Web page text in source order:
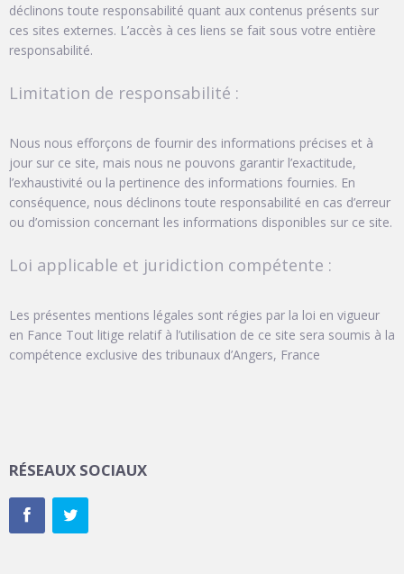
déclinons toute responsabilité quant aux contenus présents sur
ces sites externes. L’accès à ces liens se fait sous votre entière
responsabilité.
Limitation de responsabilité :
Nous nous efforçons de fournir des informations précises et à
jour sur ce site, mais nous ne pouvons garantir l’exactitude,
l’exhaustivité ou la pertinence des informations fournies. En
conséquence, nous déclinons toute responsabilité en cas d’erreur
ou d’omission concernant les informations disponibles sur ce site.
Loi applicable et juridiction compétente :
Les présentes mentions légales sont régies par la loi en vigueur
en Fance Tout litige relatif à l’utilisation de ce site sera soumis à la
compétence exclusive des tribunaux d’Angers, France
RÉSEAUX SOCIAUX